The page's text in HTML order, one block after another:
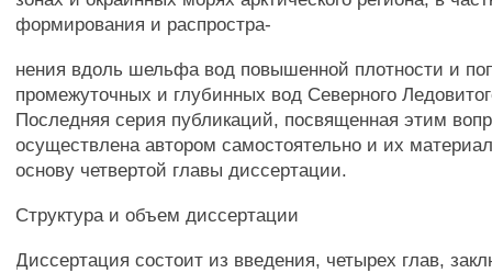
формирования и распростра-
нения вдоль шельфа вод повышенной плотности и
промежуточных и глубинных вод Северного
Последняя серия публикаций, посвященная этим
осуществлена автором самостоятельно и их
основу четвертой главы диссертации.
Структура и объем диссертации
Диссертация состоит из введения, четырех глав,